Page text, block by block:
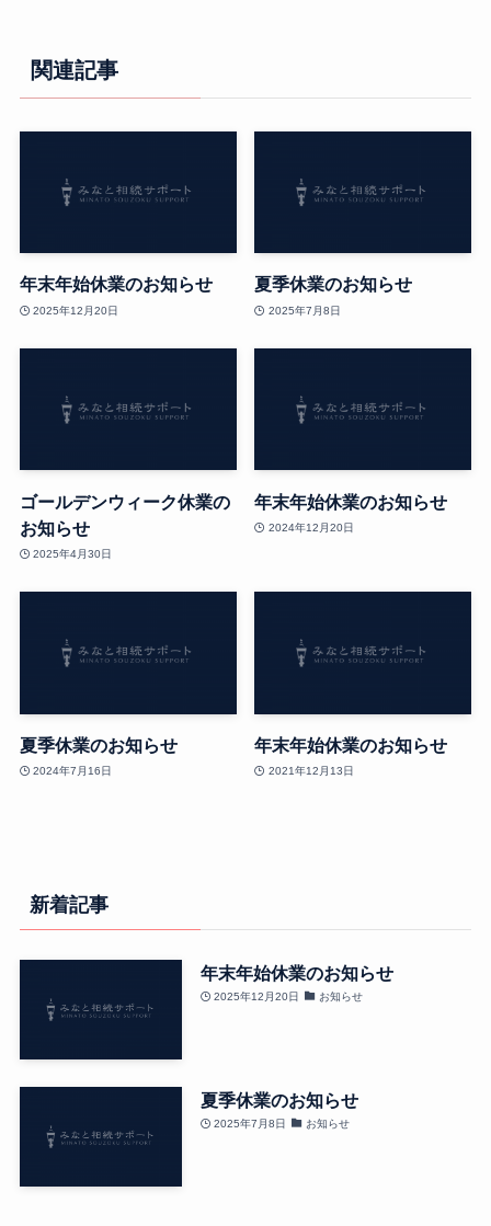
関連記事
年末年始休業のお知らせ
2025年12月20日
夏季休業のお知らせ
2025年7月8日
ゴールデンウィーク休業の
お知らせ
2025年4月30日
年末年始休業のお知らせ
2024年12月20日
夏季休業のお知らせ
2024年7月16日
年末年始休業のお知らせ
2021年12月13日
新着記事
年末年始休業のお知らせ
2025年12月20日 お知らせ
夏季休業のお知らせ
2025年7月8日 お知らせ